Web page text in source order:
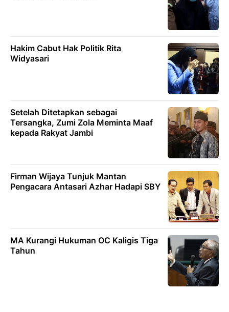
Hakim Cabut Hak Politik Rita
Widyasari
Setelah Ditetapkan sebagai
Tersangka, Zumi Zola Meminta Maaf
kepada Rakyat Jambi
Firman Wijaya Tunjuk Mantan
Pengacara Antasari Azhar Hadapi SBY
MA Kurangi Hukuman OC Kaligis Tiga
Tahun